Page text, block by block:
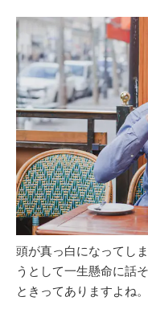
頭が真っ白になってし
うとして一生懸命に話
ときってありますよね。